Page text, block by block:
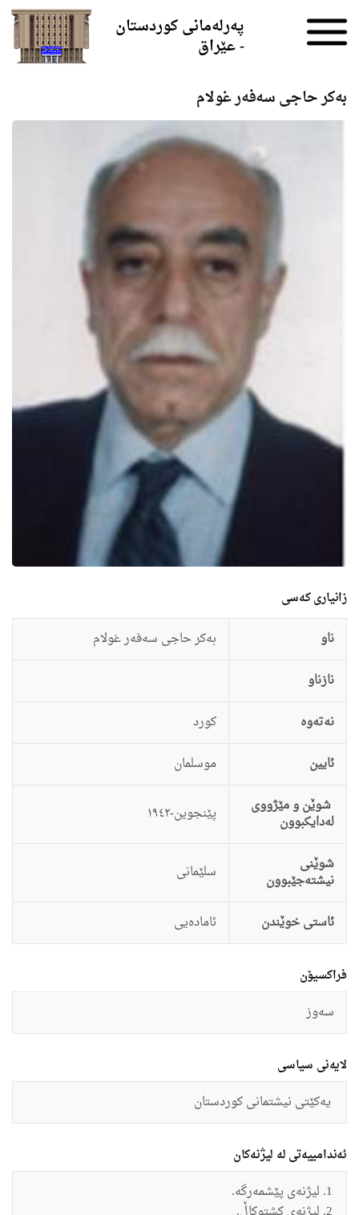
پەرلەمانی کوردستان
- عێراق
به‌كر حاجى سه‌فه‌ر غولام
زانيارى کەسی
ناو
به‌كر حاجى سه‌فه‌ر غولام
نازناو
نەتەوە
كورد
ئایین
موسلمان
شوێن و مێژووی
لەدایکبوون پێنجوین-١٩٤٢
شوێنی
نیشتەجێبوون سلێمانی
ئاستى خوێندن ئامادەیی
فراکسیۆن
سەوز
لایەنی سیاسی
یەکێتی نیشتمانی کوردستان
ئەندامییەتی لە لیژنەکان
لیژنەی پێشمەرگە.